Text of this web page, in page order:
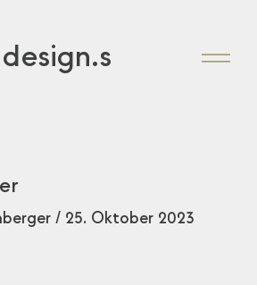
design.s
/ 25. Oktober 2023